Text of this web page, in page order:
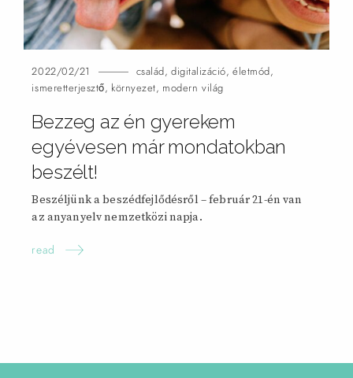
2022/02/21 család, digitalizáció,életmód,
ismeretterjesztő, környezet, modern világ
Bezzeg az én gyerekem
egyévesen már mondatokban
beszélt!
Beszéljünk a beszédfejlődésről – február 21-én van
az anyanyelv nemzetközinapja.
read